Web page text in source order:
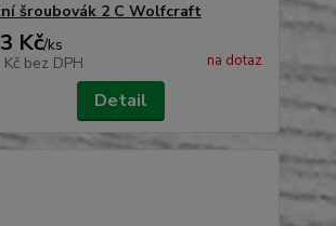
šroubovák 2 C Wolfcraft
Kč/ks
bez DPH na dotaz
Detail